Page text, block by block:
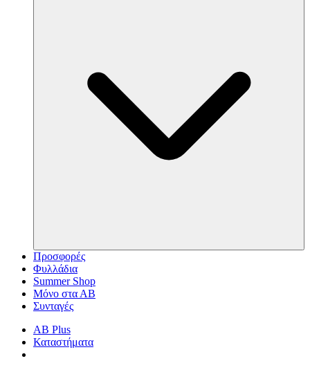
Προσφορές
Φυλλάδια
Summer Shop
Μόνο στα ΑΒ
Συνταγές
AB Plus
Καταστήματα